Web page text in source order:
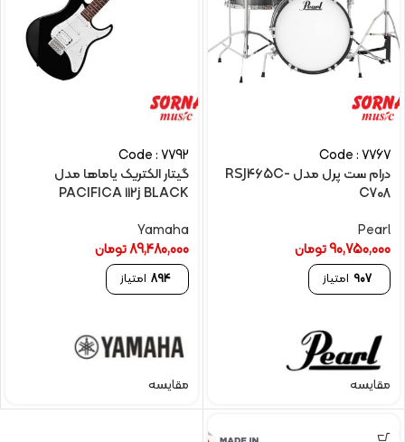
Code : 7767
درام ست پرل مدل RSJ465C-
C708
Pearl
90,750,000تومان
907 امتیاز
مقایسه
Code : 7792
گیتار الکتریک یاماها مدل
PACIFICA 112j BLACK
Yamaha
89,480,000تومان
894 امتیاز
مقایسه